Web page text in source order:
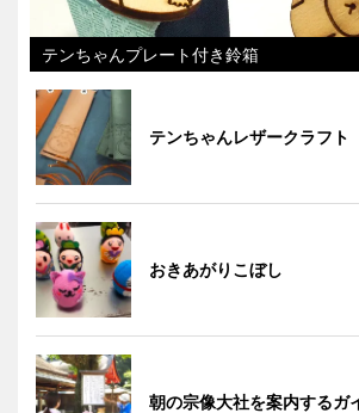
テンちゃんプレート付き鈴箱
テンちゃんレザークラフト
おきあがりこぼし
朝の宗像大社を案内するガ